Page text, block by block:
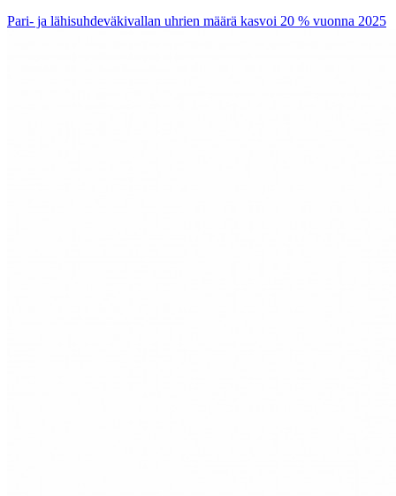
Pari- ja lähisuhdeväkivallan uhrien määrä kasvoi 20 % vuonna 2025